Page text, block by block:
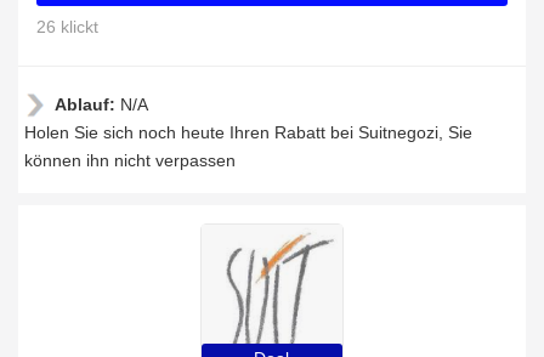
26 klickt
Ablauf: N/A
Holen Sie sich noch heute Ihren Rabatt bei Suitnegozi, Sie
können ihn nicht verpassen